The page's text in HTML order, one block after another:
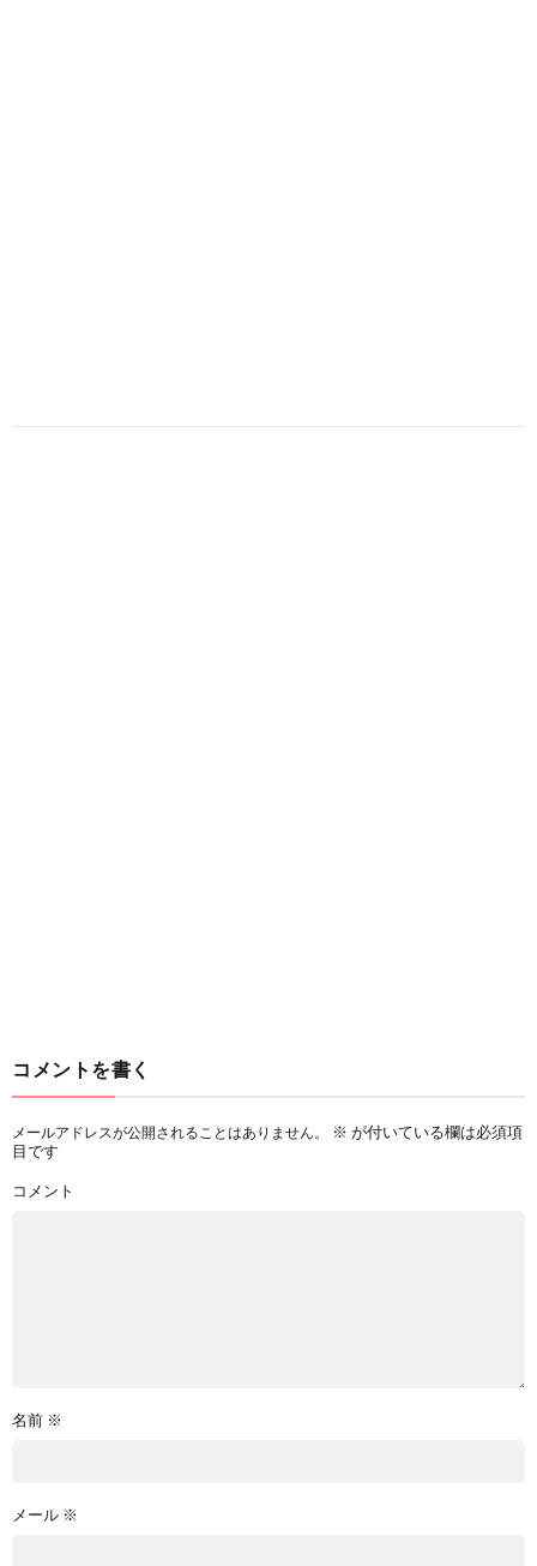
コメントを書く
メールアドレスが公開されることはありません。 ※ が付いている欄は必須項
目です
コメント
名前 ※
メール ※